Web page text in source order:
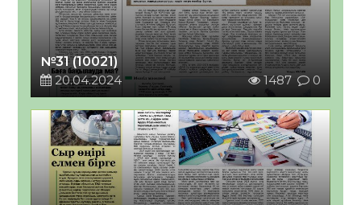
№31 (10021)
20.04.2024
1487 0